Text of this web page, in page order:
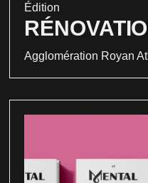
Édition
Agglomération Royan